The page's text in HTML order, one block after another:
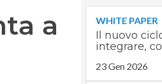
a
WHITE PAPER
Il nuovo
integrare,
23 Gen 2026